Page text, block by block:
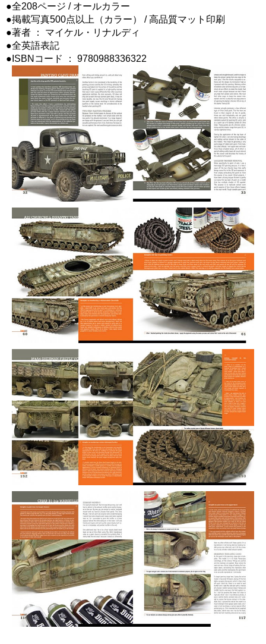
●全208ページ / オールカラー
●掲載写真500点以上（カラー） / 高品質マット印刷
●著者 ： マイケル・リナルディ
●全英語表記
●ISBNコード ： 9780988336322